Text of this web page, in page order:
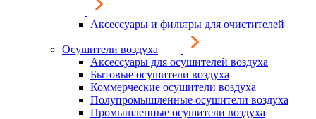
Аксессуары и фильтры для очистителей
Осушители воздуха
Аксессуары для осушителей воздуха
Бытовые осушители воздуха
Коммерческие осушители воздуха
Полупромышленные осушители воздуха
Промышленные осушители воздуха